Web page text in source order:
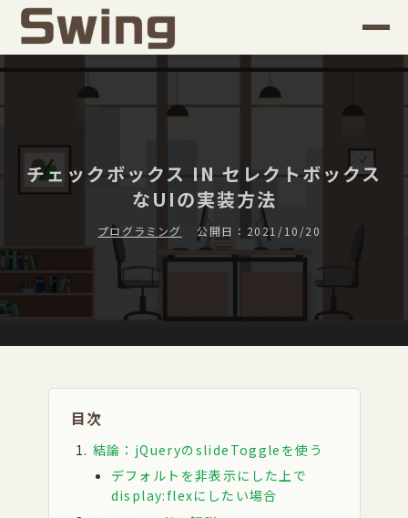
チェックボックス IN セレクトボックス
なUIの実装方法
プログラミング 公開日：2021/10/20
目次
結論：jQueryのslideToggleを使う
デフォルトを非表示にした上で
display:flexにしたい場合